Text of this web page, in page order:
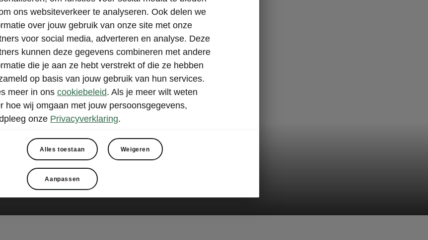
ons websiteverkeer te analyseren. Ook delen we
over jouw gebruik van onze site met onze
voor social media, adverteren en analyse. Deze
kunnen deze gegevens combineren met andere
die je aan ze hebt verstrekt of die ze hebben
op basis van jouw gebruik van hun services.
meer in ons cookiebeleid. Als je meer wilt weten
hoe wij omgaan met jouw persoonsgegevens,
onze Privacyverklaring.
Alles toestaan Weigeren
Aanpassen